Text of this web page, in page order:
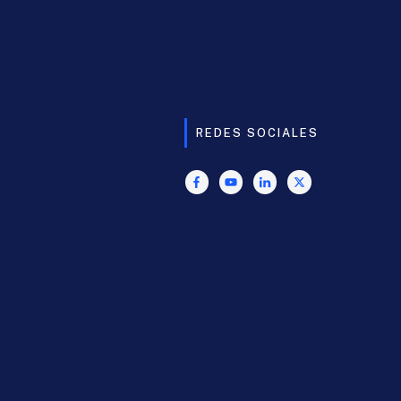
REDES SOCIALES